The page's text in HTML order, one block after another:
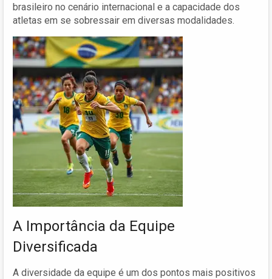
brasileiro no cenário internacional e a capacidade dos
atletas em se sobressair em diversas modalidades.
A Importância da Equipe
Diversificada
A diversidade da equipe é um dos pontos mais positivos